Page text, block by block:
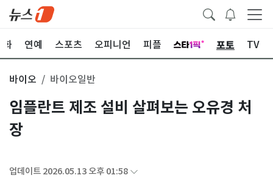
화 연예 스포츠 오피니언 피플 포토 TV
바이오 바이오일반
임플란트 제조 설비 살펴보는 오유경 처
장
업데이트 2026.05.13 오후 01:58